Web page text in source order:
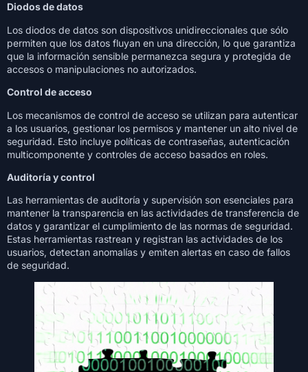
Diodos de datos
Los diodos de datos son dispositivos unidireccionales que sólo
permiten que los datos fluyan en una dirección, lo que garantiza
que la información sensible permanezca segura y protegida de
accesos o manipulaciones no autorizados.
Control de acceso
Los mecanismos de control de acceso se utilizan para autenticar
a los usuarios, gestionar los permisos y mantener un alto nivel de
seguridad. Esto incluye políticas de contraseñas, autenticación
multicomponente y controles de acceso basados en roles.
Auditoría y control
Las herramientas de auditoría y supervisión son esenciales para
mantener la transparencia en las actividades de transferencia de
datos y garantizar el cumplimiento de las normas de seguridad.
Estas herramientas rastrean y registran las actividades de los
usuarios, detectan anomalías y emiten alertas en caso de fallos
de seguridad.